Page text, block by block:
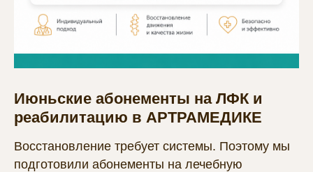
Июньские абонементы на ЛФК и
реабилитацию в АРТРАМЕДИКЕ
Восстановление требует системы. Поэтому мы
подготовили абонементы на лечебную